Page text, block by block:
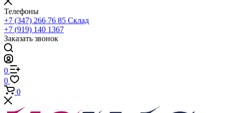
Телефоны
+7 (347) 266 76 85 Склад
+7 (919) 140 1367
Заказать звонок
0
0
0